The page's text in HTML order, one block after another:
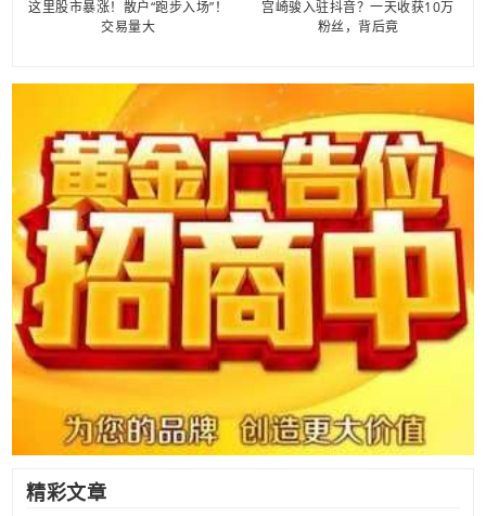
这里股市暴涨！散户“跑步入场”！
交易量大
宫崎骏入驻抖音？一天收获10万
粉丝，背后竟
精彩文章